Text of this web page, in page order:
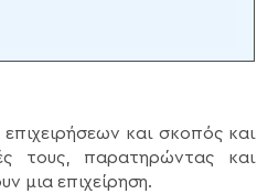
και σκοπός και
τους, παρατηρώντας και
μια επιχείρηση.